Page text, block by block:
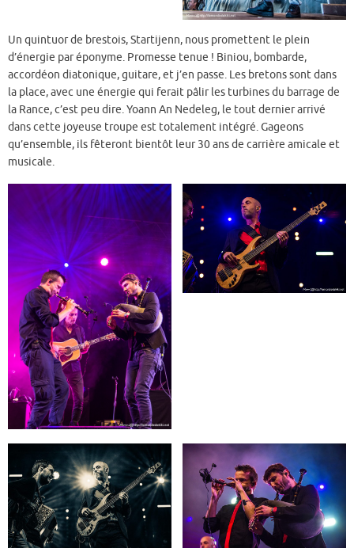
Un quintuor de brestois, Startijenn, nous promettent le plein
d’énergie par éponyme. Promesse tenue ! Biniou, bombarde,
accordéon diatonique, guitare, et j’en passe. Les bretons sont dans
la place, avec une énergie qui ferait pâlir les turbines du barrage de
la Rance, c’est peu dire. Yoann An Nedeleg, le tout dernier arrivé
dans cette joyeuse troupe est totalement intégré. Gageons
qu’ensemble, ils fêteront bientôt leur 30 ans de carrière amicale et
musicale.